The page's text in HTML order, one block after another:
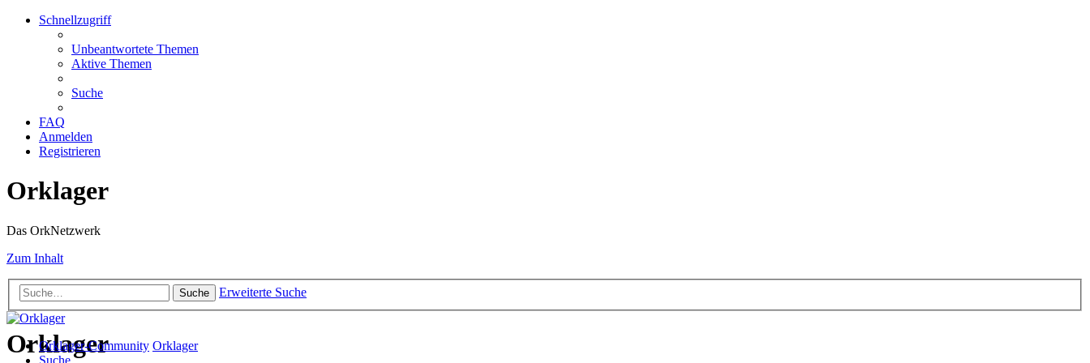
Schnellzugriff
Unbeantwortete Themen
Aktive Themen
Suche
FAQ
Anmelden
Registrieren
Orklager
Das OrkNetzwerk
Zum Inhalt
Suche Erweiterte Suche
Orklager
Orklager-Community Orklager